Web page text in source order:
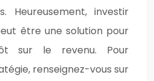
Heureusement, investir
être une solution pour
sur le revenu. Pour
renseignez-vous sur